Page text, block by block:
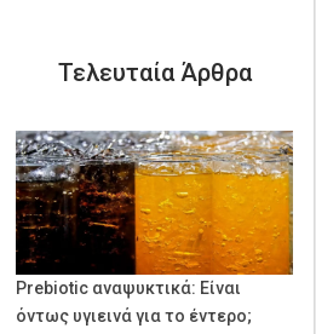
Τελευταία Άρθρα
Prebiotic αναψυκτικά: Είναι
όντως υγιεινά για το έντερο;